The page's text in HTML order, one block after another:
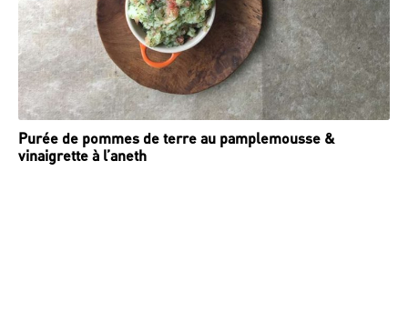
Purée de pommes de terre au pamplemousse &
vinaigrette à l’aneth